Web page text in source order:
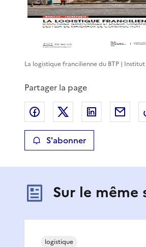
La logistique francilienne du BTP | Institut
Partager la page
Partager sur Facebook
Partager sur X
Partager
S'abonner
Sur le même
logistique